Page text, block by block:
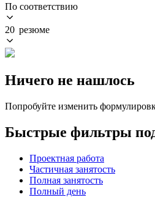
По соответствию
20 резюме
Ничего не нашлось
Попробуйте изменить
Быстрые фильтры
Проектная работа
Частичная занятость
Полная занятость
Полный день